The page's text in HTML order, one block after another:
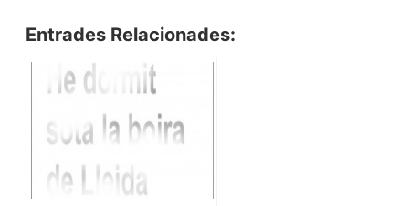
Entrades Relacionades: